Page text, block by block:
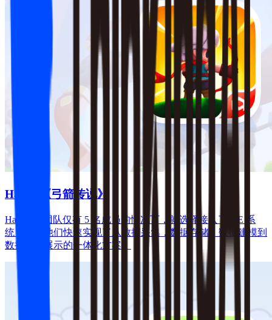
Habby《弓箭传说》
Habby 在团队仅有 5 名成员的情况下，就选择接入了 AE 系
统，帮助他们快速实现了从数据采集，数据存储，数据建模到
数据分析展示的一体化方案。